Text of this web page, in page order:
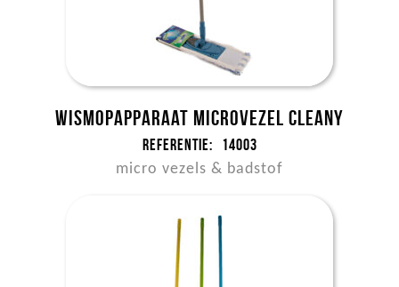
Wismopapparaat Microvezel Cleany
Referentie: 14003
micro vezels & badstof